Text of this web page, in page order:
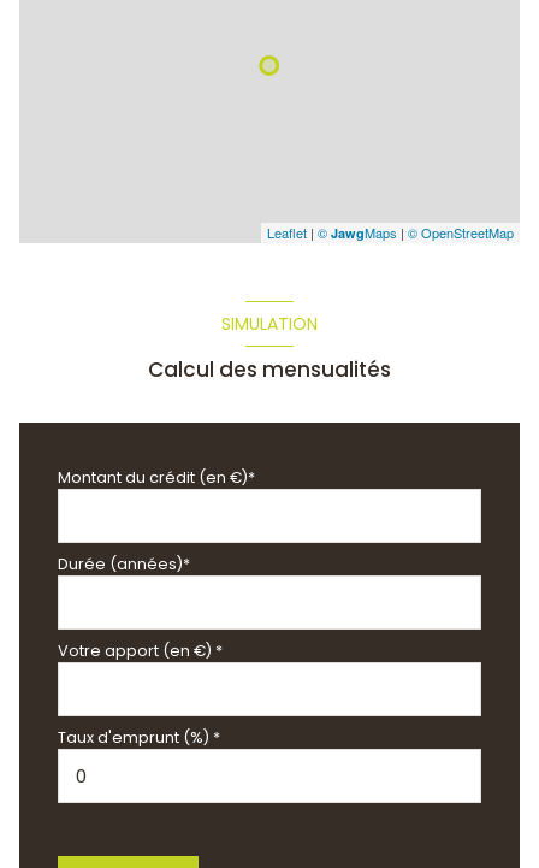
Leaflet | © JawgMaps | © OpenStreetMap
SIMULATION
Calcul des mensualités
Montant du crédit (en €)*
Durée (années)*
Votre apport (en €) *
Taux d'emprunt (%) *